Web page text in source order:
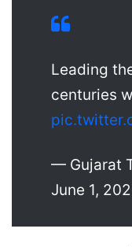
Leading
centuries
— Gujarat
June 1,